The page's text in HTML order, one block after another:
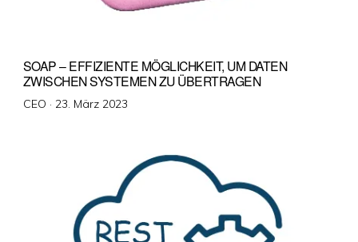
SOAP – EFFIZIENTE MÖGLICHKEIT, UM DATEN
ZWISCHEN SYSTEMEN ZU ÜBERTRAGEN
CEO · Veröffentlicht
23. März 2023